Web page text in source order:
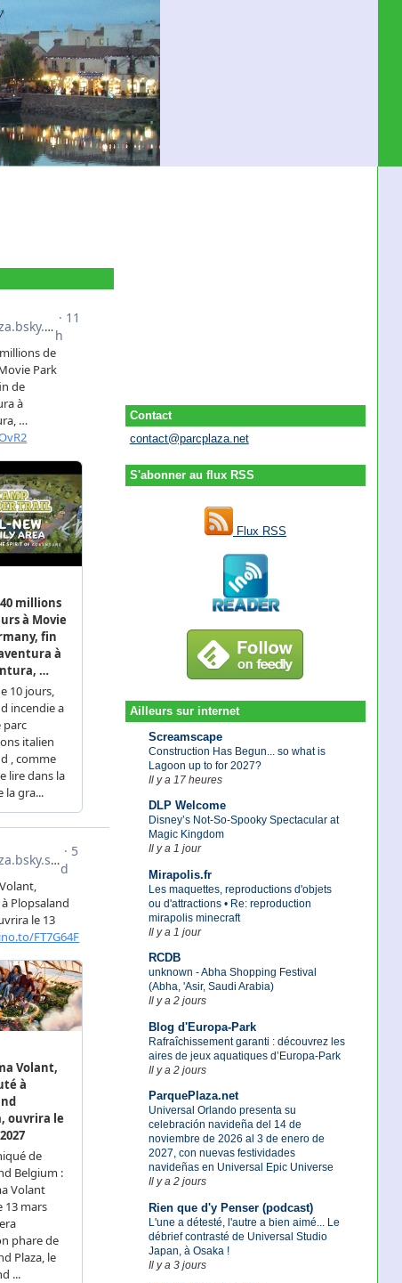
Contact
contact@parcplaza.net
S'abonner au flux RSS
Flux RSS
Ailleurs sur internet
Screamscape
Construction Has Begun... so what is
Lagoon up to for 2027?
Il y a 17 heures
DLP Welcome
Disney’s Not-So-Spooky Spectacular at
Magic Kingdom
Il y a 1 jour
Mirapolis.fr
Les maquettes, reproductions d'objets
ou d'attractions • Re: reproduction
mirapolis minecraft
Il y a 1 jour
RCDB
unknown - Abha Shopping Festival
(Abha, 'Asir, Saudi Arabia)
Il y a 2 jours
Blog d'Europa-Park
Rafraîchissement garanti : découvrez les
aires de jeux aquatiques d’Europa-Park
Il y a 2 jours
ParquePlaza.net
Universal Orlando presenta su
celebración navideña del 14 de
noviembre de 2026 al 3 de enero de
2027, con nuevas festividades
navideñas en Universal Epic Universe
Il y a 2 jours
Rien que d'y Penser (podcast)
L'une a détesté, l'autre a bien aimé... Le
débrief contrasté de Universal Studio
Japan, à Osaka !
Il y a 3 jours